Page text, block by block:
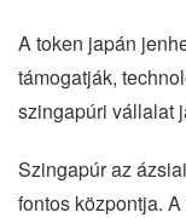
A token japán
támogatják,
szingapúri vállalat
Szingapúr az
fontos központja.